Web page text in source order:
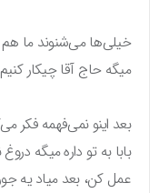
خیلی‌ها می‌شنوند ما
میگه حاج آقا چیکار
بعد اینو نمی‌فهمه فکر
بابا به تو داره میگه
عمل کن، بعد میاد یه